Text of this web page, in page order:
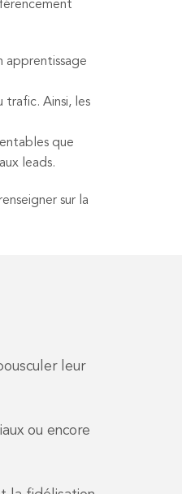
apprentissage
trafic. Ainsi, les
que
leads.
sur la
leur
ou encore